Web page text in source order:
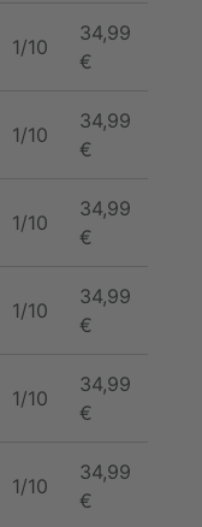
1/10
34,99
€
1/10
34,99
€
1/10
34,99
€
1/10
34,99
€
1/10
34,99
€
1/10
34,99
€